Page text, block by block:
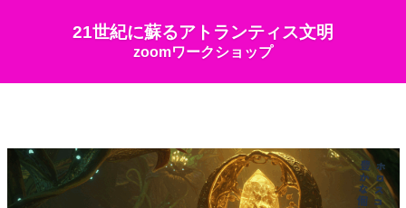
21世紀に蘇るアトランティス文明
zoomワークショップ